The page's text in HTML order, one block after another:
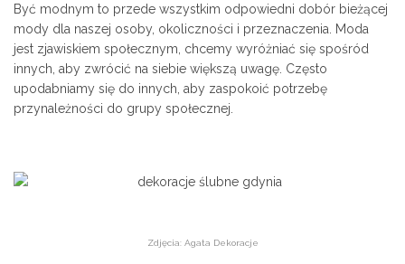
Być modnym to przede wszystkim odpowiedni dobór bieżącej
mody dla naszej osoby, okoliczności i przeznaczenia. Moda
jest zjawiskiem społecznym, chcemy wyróżniać się spośród
innych, aby zwrócić na siebie większą uwagę. Często
upodabniamy się do innych, aby zaspokoić potrzebę
przynależności do grupy społecznej.
Zdjęcia: Agata Dekoracje